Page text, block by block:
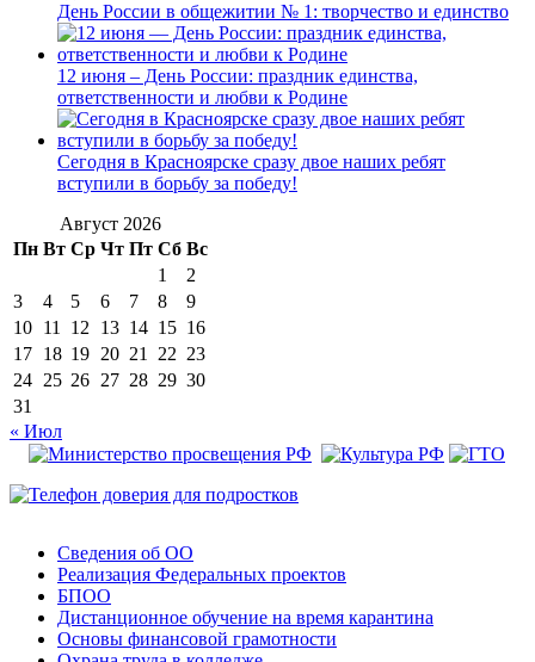
День России в общежитии № 1: творчество и единство
12 июня – День России: праздник единства,
ответственности и любви к Родине
Сегодня в Красноярске сразу двое наших ребят
вступили в борьбу за победу!
Август 2026
Пн Вт Ср Чт Пт Сб Вс
1
2
3
4 5 6 7 8
9
10 11 12 13 14 15 16
17 18 19 20 21 22 23
24 25 26 27 28 29 30
31
« Июл
Сведения об ОО
Реализация Федеральных проектов
БПОО
Дистанционное обучение на время карантина
Основы финансовой грамотности